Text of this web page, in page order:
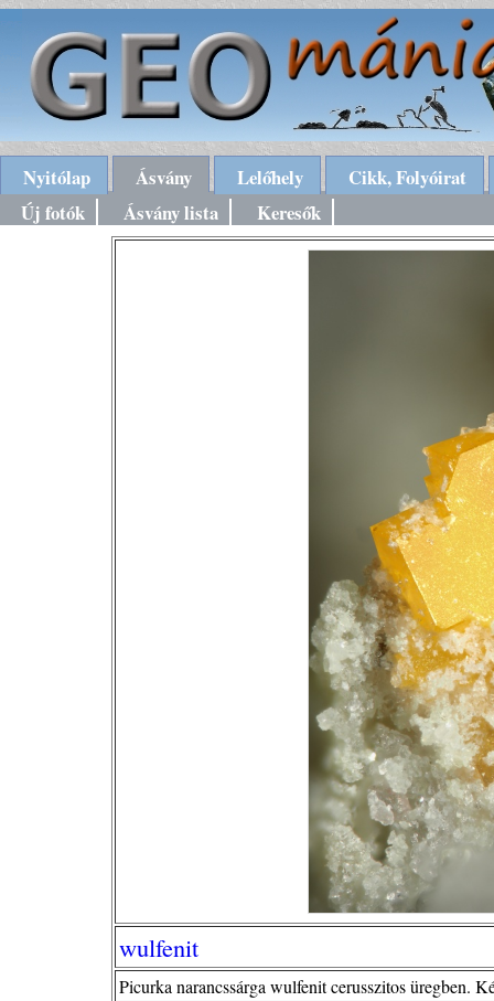
Nyitólap Ásvány Lelőhely
Cikk, Folyóirat
Új fotók
Ásvány lista Keresők
wulfenit
Picurka narancssárga wulfenit cerusszitos üregben.